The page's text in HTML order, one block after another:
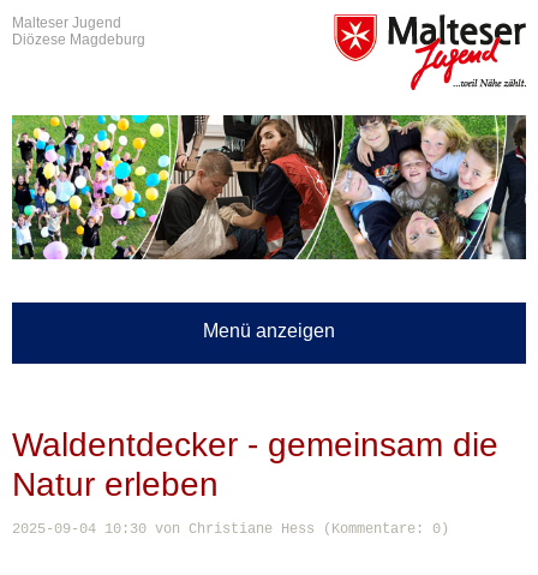
Malteser Jugend
Diözese Magdeburg
Menü anzeigen
Waldentdecker - gemeinsam die
Natur erleben
2025-09-04 10:30 von Christiane Hess (Kommentare: 0)